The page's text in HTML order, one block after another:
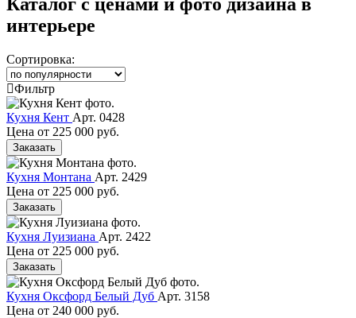
интерьере
Сортировка:
Фильтр
Кухня Кент Арт. 0428
Цена от 225 000 руб.
Заказать
Кухня Монтана Арт. 2429
Цена от 225 000 руб.
Заказать
Кухня Луизиана Арт. 2422
Цена от 225 000 руб.
Заказать
Кухня Оксфорд Белый Дуб Арт. 3158
Цена от 240 000 руб.